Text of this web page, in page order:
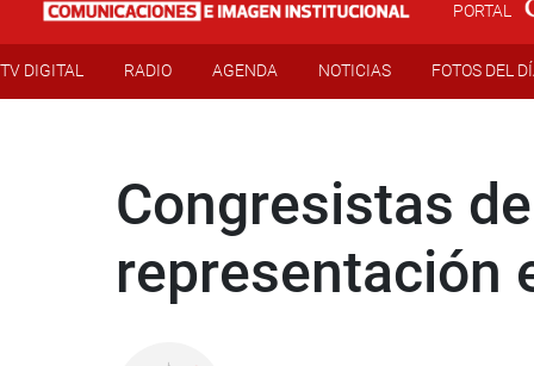
PORTAL
TV DIGITAL RADIO AGENDA NOTICIAS FOTOS DEL
Congresistas
representación